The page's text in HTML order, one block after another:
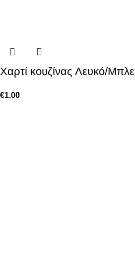
Χαρτί κουζίνας Λευκό/Μπλε
€1.00